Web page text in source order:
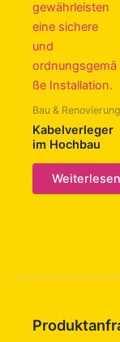
Bau & Renovierung
Kabelverleger
im Hochbau
Weiterlesen